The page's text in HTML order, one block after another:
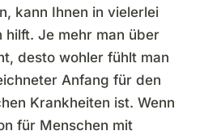
kann Ihnen in vielerlei
hilft. Je mehr man über
desto wohler fühlt man
Anfang für den
Krankheiten ist. Wenn
für Menschen mit